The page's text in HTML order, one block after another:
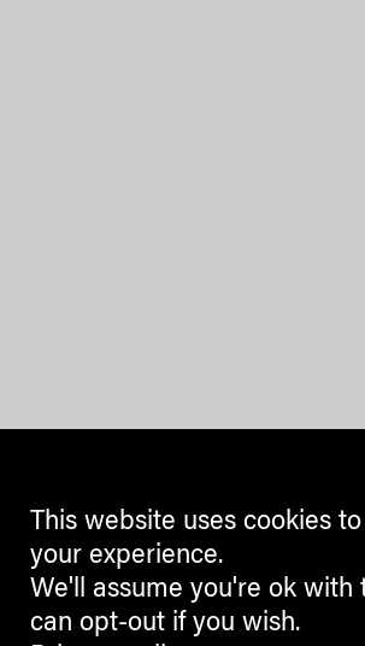
This website uses cookies
your experience.
We'll assume you're ok with
can opt-out if you wish.